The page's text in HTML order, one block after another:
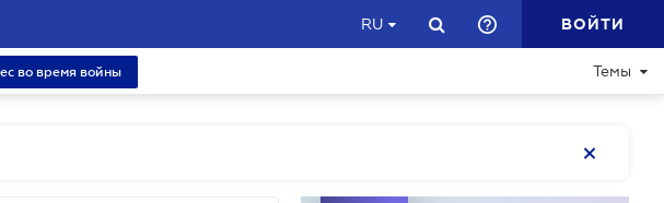
RU ВОЙТИ
во время войны Темы